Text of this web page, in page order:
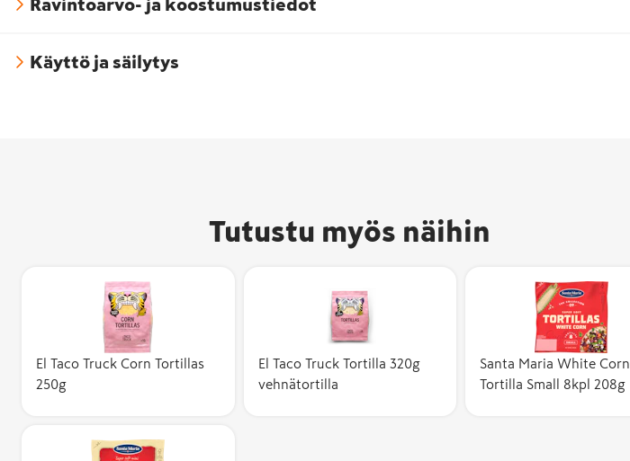
Ravintoarvo- ja koostumustiedot
Käyttö ja säilytys
Tutustu myös näihin
El Taco Truck Corn Tortillas
250g
El Taco Truck Tortilla 320g
vehnätortilla
Santa Maria White Corn
Tortilla Small 8kpl 208g